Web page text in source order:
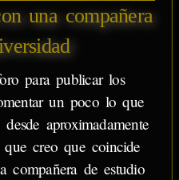
una compañera
para publicar los
un poco lo que
aproximadamente
creo que coincide
compañera de estudio